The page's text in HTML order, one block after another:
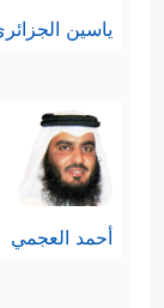
ياسين
أحمد العجمي